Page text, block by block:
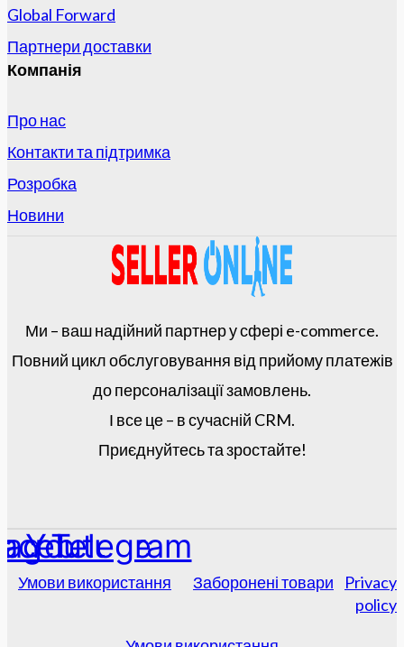
Global Forward
Партнери доставки
Компанія
Про нас
Контакти та підтримка
Розробка
Новини
Ми – ваш надійний партнер у сфері e-commerce.
Повний цикл обслуговування від прийому платежів
до персоналізації замовлень.
І все це – в сучасній CRM.
Приєднуйтесь та зростайте!
Youtube
Telegram
Умови використання Заборонені товари
Privacy
policy